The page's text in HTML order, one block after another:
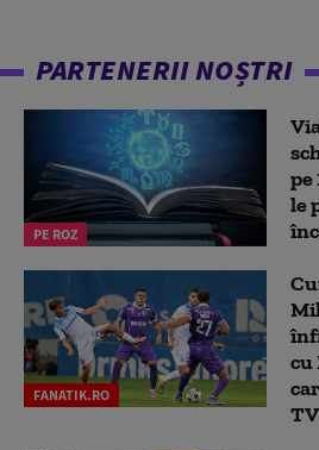
PARTENERII NOȘTRI
PE ROZ
pe
le
FANATIK.RO
cu
TV